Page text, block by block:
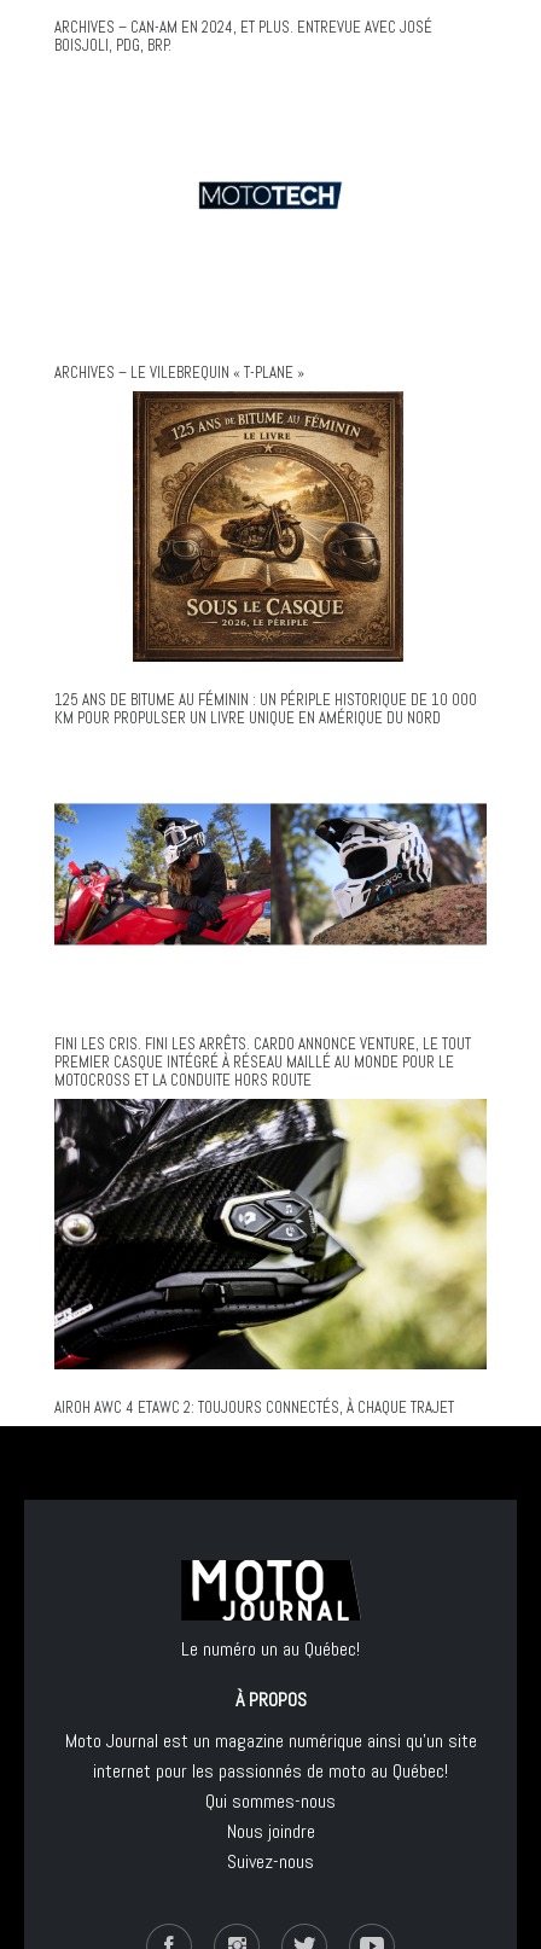
ARCHIVES – CAN-AM EN 2024, ET PLUS. ENTREVUE AVEC JOSÉ
BOISJOLI, PDG, BRP.
ARCHIVES – LE VILEBREQUIN « T-PLANE »
125 ANS DE BITUME AU FÉMININ : UN PÉRIPLE HISTORIQUE DE 10 000
KM POUR PROPULSER UN LIVRE UNIQUE EN AMÉRIQUE DU NORD
FINI LES CRIS. FINI LES ARRÊTS. CARDO ANNONCE VENTURE, LE TOUT
PREMIER CASQUE INTÉGRÉ À RÉSEAU MAILLÉ AU MONDE POUR LE
MOTOCROSS ET LA CONDUITE HORS ROUTE
AIROH AWC 4 ETAWC 2: TOUJOURS CONNECTÉS, À CHAQUE TRAJET
Le numéro un au Québec!
À PROPOS
Moto Journal est un magazine numérique ainsi qu'un site
internet pour les passionnés de moto au Québec!
Qui sommes-nous
Nous joindre
Suivez-nous